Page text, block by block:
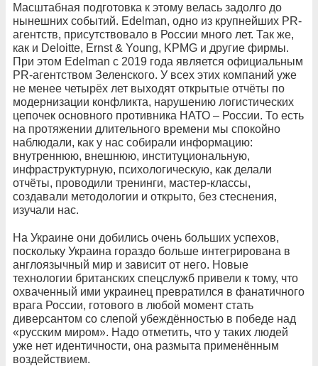
Масштабная подготовка к этому велась задолго до
нынешних событий. Edelman, одно из крупнейших PR-
агентств, присутствовало в России много лет. Так же,
как и Deloitte, Ernst & Young, KPMG и другие фирмы.
При этом Edelman с 2019 года является официальным
PR-агентством Зеленского. У всех этих компаний уже
не менее четырёх лет выходят открытые отчёты по
модернизации конфликта, нарушению логистических
цепочек основного противника НАТО – России. То есть
на протяжении длительного времени мы спокойно
наблюдали, как у нас собирали информацию:
внутреннюю, внешнюю, институциональную,
инфраструктурную, психологическую, как делали
отчёты, проводили тренинги, мастер-классы,
создавали методологии и открыто, без стеснения,
изучали нас.
На Украине они добились очень больших успехов,
поскольку Украина гораздо больше интегрирована в
англоязычный мир и зависит от него. Новые
технологии британских спецслужб привели к тому, что
охваченный ими украинец превратился в фанатичного
врага России, готового в любой момент стать
диверсантом со слепой убеждённостью в победе над
«русским миром». Надо отметить, что у таких людей
уже нет идентичности, она размыта применённым
воздействием.